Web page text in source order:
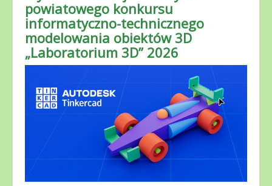
powiatowego konkursu
informatyczno-technicznego
modelowania obiektów 3D
„Laboratorium 3D” 2026